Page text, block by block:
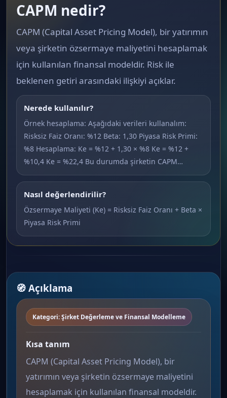
CAPM nedir?
CAPM (Capital Asset Pricing Model), bir yatırımın
veya şirketin özsermaye maliyetini hesaplamak
için kullanılan finansal modeldir. Risk ile
beklenen getiri arasındaki ilişkiyi açıklar.
Nerede kullanılır?
Örnek hesaplama: Aşağıdaki verileri kullanalım:
Risksiz Faiz Oranı: %12 Beta: 1,30 Piyasa Risk Primi:
%8 Hesaplama: Ke = %12 + 1,30 × %8 Ke = %12 +
%10,4 Ke = %22,4 Bu durumda şirketin CAPM…
Nasıl değerlendirilir?
Özsermaye Maliyeti (Ke) = Risksiz Faiz Oranı + Beta ×
Piyasa Risk Primi
🧭 Açıklama
Kategori: Şirket Değerleme ve Finansal Modelleme
Kısa tanım
CAPM (Capital Asset Pricing Model), bir
yatırımın veya şirketin özsermaye maliyetini
hesaplamak için kullanılan finansal modeldir.